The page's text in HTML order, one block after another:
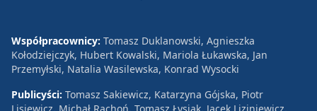
Współpracownicy: Tomasz Duklanowski, Agnieszka
Kołodziejczyk, Hubert Kowalski, Mariola Łukawska, Jan
Przemyłski, Natalia Wasilewska, Konrad Wysocki
Publicyści: Tomasz Sakiewicz, Katarzyna Gójska, Piotr
Lisiewicz, Michał Rachoń, Tomasz Łysiak, Jacek Liziniewicz,